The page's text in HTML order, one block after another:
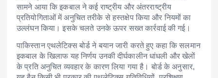
सामने आया कि इकबाल ने कई राष्ट्रीय और अंतरराष्ट्रीय
प्रतियोगिताओं में अनुचित तरीके से हस्तक्षेप किया और नियमों का
उल्लंघन किया। इसके चलते उनके ऊपर सख्त कार्रवाई की गई।
पाकिस्तान एथलेटिक्स बोर्ड ने बयान जारी करते हुए कहा कि सलमान
इकबाल के खिलाफ यह निर्णय उनकी दीर्घकालीन धांधली और खेलों
के प्रति अनुचित व्यवहार के कारण लिया गया है। बोर्ड के अनुसार,